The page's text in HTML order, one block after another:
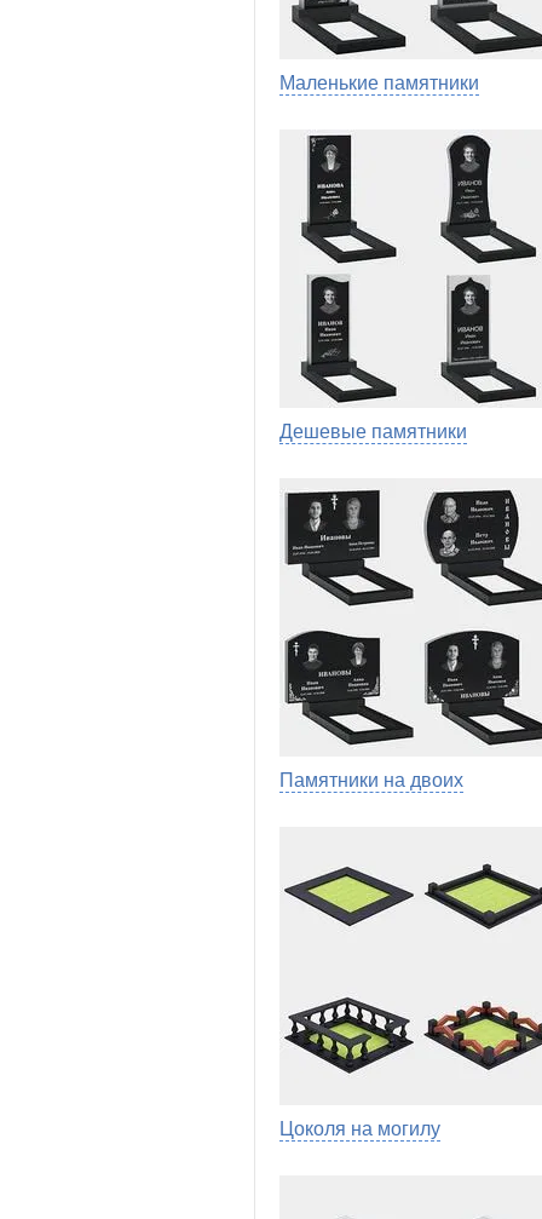
Маленькие памятники
Дешевые памятники
Памятники на двоих
Цоколя на могилу